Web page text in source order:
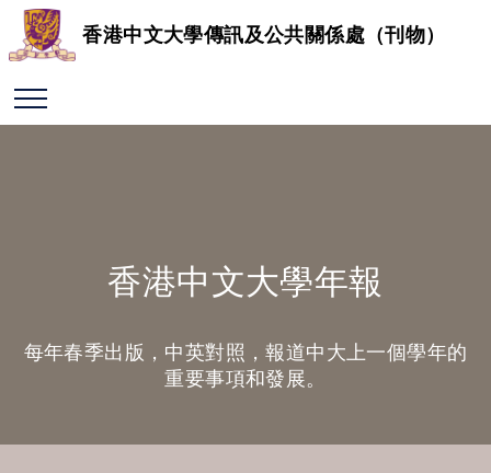
香港中文大學傳訊及公共關係處（刊物）
香港中文大學年報
每年春季出版，中英對照，報道中大上一個學年的
重要事項和發展。